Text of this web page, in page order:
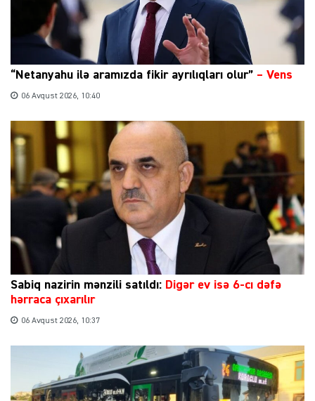
“Netanyahu ilə aramızda fikir ayrılıqları olur” – Vens
06 Avqust 2026, 10:40
Sabiq nazirin mənzili satıldı: Digər ev isə 6-cı dəfə
hərraca çıxarılır
06 Avqust 2026, 10:37